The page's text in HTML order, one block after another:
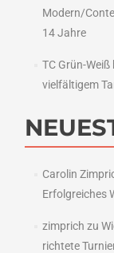
Modern/
14 Jahre
TC Grün-
vielfältigem
Carolin
Erfolgreiches
zimprich zu
richtete